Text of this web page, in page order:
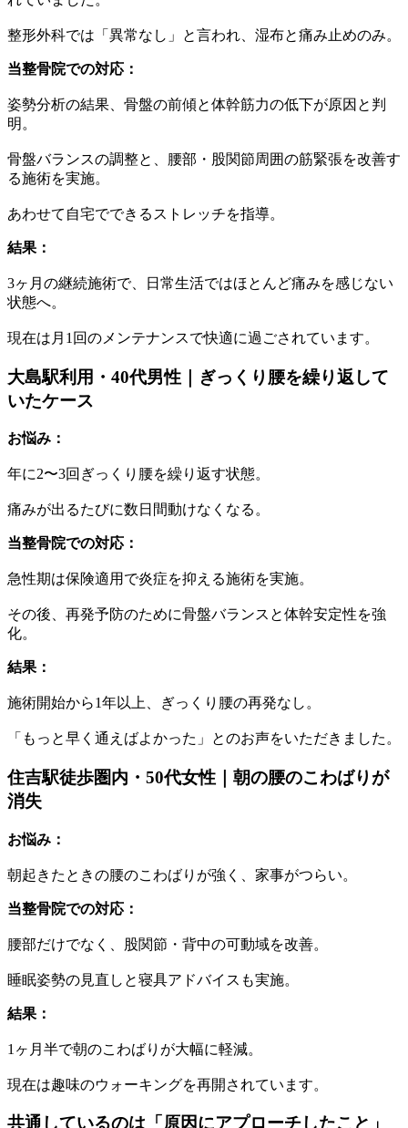
整形外科では「異常なし」と言われ、湿布と痛み止めのみ。
当整骨院での対応：
姿勢分析の結果、骨盤の前傾と体幹筋力の低下が原因と判
明。
骨盤バランスの調整と、腰部・股関節周囲の筋緊張を改善す
る施術を実施。
あわせて自宅でできるストレッチを指導。
結果：
3ヶ月の継続施術で、日常生活ではほとんど痛みを感じない
状態へ。
現在は月1回のメンテナンスで快適に過ごされています。
大島駅利用・40代男性｜ぎっくり腰を繰り返して
いたケース
お悩み：
年に2〜3回ぎっくり腰を繰り返す状態。
痛みが出るたびに数日間動けなくなる。
当整骨院での対応：
急性期は保険適用で炎症を抑える施術を実施。
その後、再発予防のために骨盤バランスと体幹安定性を強
化。
結果：
施術開始から1年以上、ぎっくり腰の再発なし。
「もっと早く通えばよかった」とのお声をいただきました。
住吉駅徒歩圏内・50代女性｜朝の腰のこわばりが
消失
お悩み：
朝起きたときの腰のこわばりが強く、家事がつらい。
当整骨院での対応：
腰部だけでなく、股関節・背中の可動域を改善。
睡眠姿勢の見直しと寝具アドバイスも実施。
結果：
1ヶ月半で朝のこわばりが大幅に軽減。
現在は趣味のウォーキングを再開されています。
共通しているのは「原因にアプローチしたこと」